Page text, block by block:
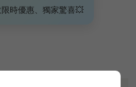
時優惠、獨家驚喜💥